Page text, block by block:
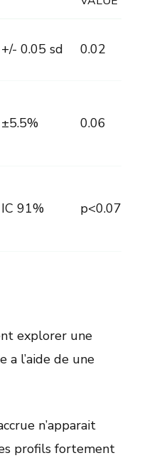
+/- 0.05 sd 0.02
±5.5% 0.06
IC 91% p<0.07
explorer une
l’aide de une
n’apparait
profils fortement